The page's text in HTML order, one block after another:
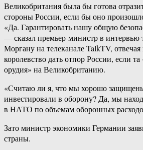
Великобритания была бы готова
стороны России, если бы оно
«Да. Гарантировать нашу общую
— сказал премьер-министр в интервью
Моргану на телеканале TalkTV,
королевство дать отпор России, если
орудия» на Великобританию.
«Считаю ли я, что мы хорошо
инвестировали в оборону? Да, мы
в НАТО по объемам оборонных
Зато министр экономики Германии
страны.